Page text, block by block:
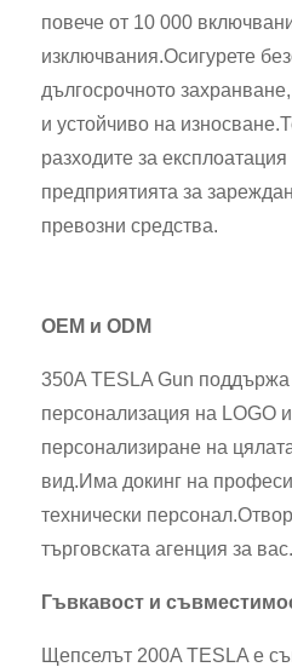
повече от 10 000
изключвания.Осигурете
дългосрочното
и устойчиво на
разходите за
предприятията за
превозни средства.
OEM и ODM
350A TESLA Gun поддържа
персонализация на LOGO
персонализиране на
вид.Има докинг на
технически
търговската агенция за вас.
Гъвкавост и
Щепселът 200A TESLA е